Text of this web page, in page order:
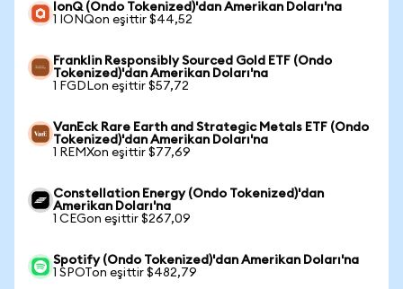
IonQ (Ondo Tokenized)'dan Amerikan Doları'na
1 IONQon eşittir $44,52
Franklin Responsibly Sourced Gold ETF (Ondo
Tokenized)'dan Amerikan Doları'na
1 FGDLon eşittir $57,72
VanEck Rare Earth and Strategic Metals ETF (Ondo
Tokenized)'dan Amerikan Doları'na
1 REMXon eşittir $77,69
Constellation Energy (Ondo Tokenized)'dan
Amerikan Doları'na
1 CEGon eşittir $267,09
Spotify (Ondo Tokenized)'dan Amerikan Doları'na
1 SPOTon eşittir $482,79